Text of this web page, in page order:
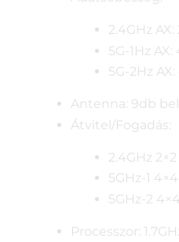
2.4GHz
5G-1Hz
5G-2Hz
Antenna: 9db
Átvitel/Fogadás:
2.4GHz 2×2
5GHz-1 4×4
5GHz-2 4×4
Processzor: